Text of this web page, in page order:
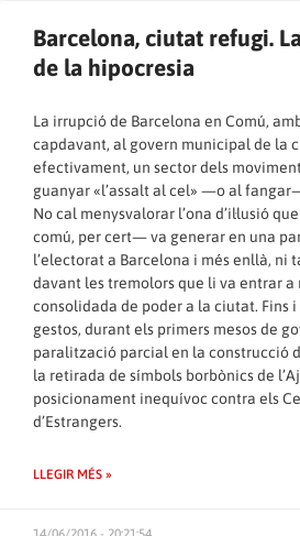
Barcelona, ciutat refugi.
de la hipocresia
La irrupció de Barcelona en Comú,
capdavant, al govern municipal de la
efectivament, un sector dels
guanyar «l’assalt al cel» —o al
No cal menysvalorar l’ona d’il·lusió
comú, per cert— va generar en una
l’electorat a Barcelona i més enllà, ni
davant les tremolors que li va entrar a
consolidada de poder a la ciutat. Fins
gestos, durant els primers mesos de
paralització parcial en la construcció
la retirada de símbols borbònics de
posicionament inequívoc contra els
d’Estrangers.
LLEGIR MÉS »